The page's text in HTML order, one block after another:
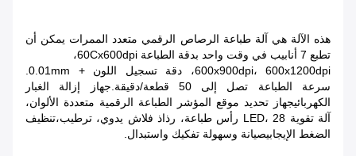
هذه الآلة هي آلة طباعة الرصاص الرقمي متعدد الممرات يمكن أن
تطبع 7 أنابيب في وقت واحد بدقة الطباعة 60Cx600dpi،
600x900dpi، 600x1200dpi، دقة تسجيل اللون + 0.01mm.
سرعة الطباعة تصل إلى 50 قطعة/دقيقة.جهاز إزالة الغبار
الكهربائيجهاز تحديد موقع المؤشر الطباعة الرقمية متعددة الألوان،
آلة تقوية LED، 28 رأس طباعة، رذاذ فلاش يدوي، ترطيب،تنظيف
الضغط الإيجابيصيانة وسهولة تفكيك واستبدال.